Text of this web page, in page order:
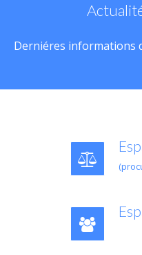
Derniéres informations